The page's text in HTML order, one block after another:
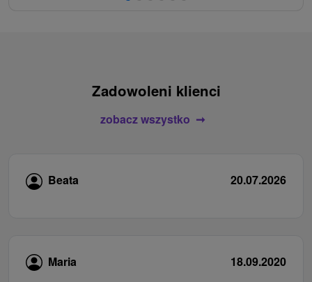
Zadowoleni klienci
zobacz wszystko
Beata 20.07.2026
Maria
18.09.2020